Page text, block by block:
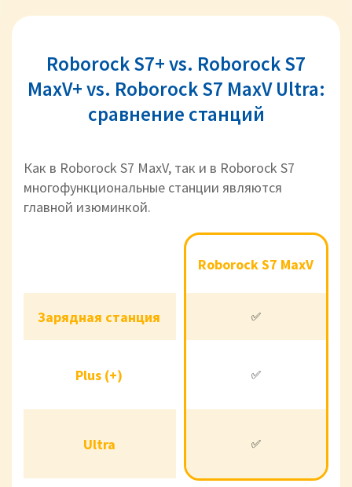
Roborock S7+ vs. Roborock S7
MaxV+ vs. Roborock S7 MaxV Ultra:
сравнение станций
Как в Roborock S7 MaxV, так и в Roborock S7
многофункциональные станции являются
главной изюминкой.
S7 MaxV
S7
Зарядная станция
Roborock S7 MaxV
✅
✅
✅
Зарядная станция
Plus (+)
Ultra